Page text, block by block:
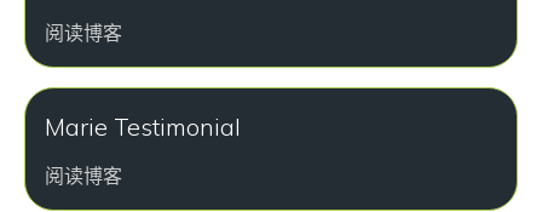
阅读博客
Marie Testimonial
阅读博客